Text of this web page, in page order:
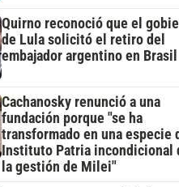
Quirno reconoció que el
de Lula solicitó el retiro del
embajador argentino en Brasil
Cachanosky renunció a una
fundación porque "se ha
transformado en una especie
Instituto Patria incondicional
la gestión de Milei"